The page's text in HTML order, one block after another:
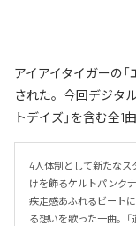
アイアイタイガーの
された。今回デジタ
トデイズ」を含む全1
4人体制として新たなス
けを飾るケルトパンクナ
疾走感あふれるビート
る想いを歌った一曲。